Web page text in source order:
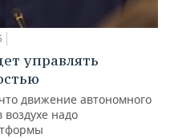
управлять
движение автономного
надо